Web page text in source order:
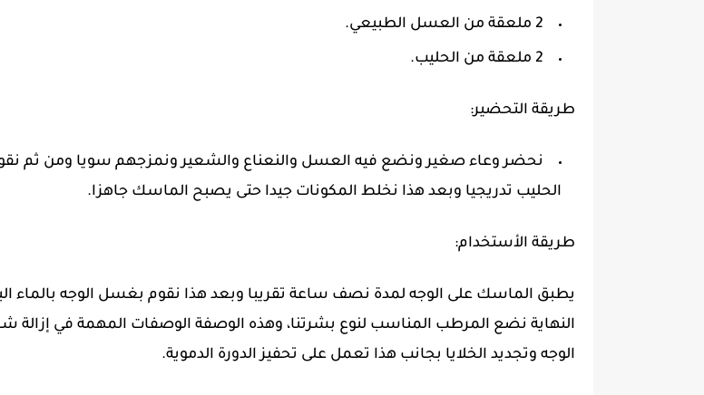
2 ملعقة من العسل الطبيعي.
2 ملعقة من الحليب.
طريقة التحضير:
نحضر وعاء صغير ونضع فيه العسل والنعناع والشعير ونمزجهم سويا ومن ثم
الحليب تدريجيا وبعد هذا نخلط المكونات جيدا حتى يصبح الماسك جاهزا.
طريقة الأستخدام:
يطبق الماسك على الوجه لمدة نصف ساعة تقريبا وبعد هذا نقوم بغسل الوجه بالماء
النهاية نضع المرطب المناسب لنوع بشرتنا، وهذه الوصفة الوصفات المهمة في إزالة
الوجه وتجديد الخلايا بجانب هذا تعمل على تحفيز الدورة الدموية.